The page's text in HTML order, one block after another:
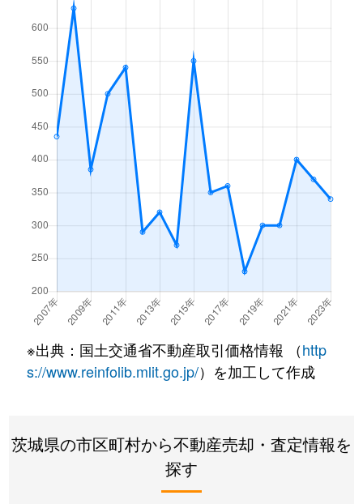
※出典：国土交通省不動産取引価格情報 （http
s://www.reinfolib.mlit.go.jp/）を加工して作成
茨城県の市区町村から不動産売却・査定情報を
探す